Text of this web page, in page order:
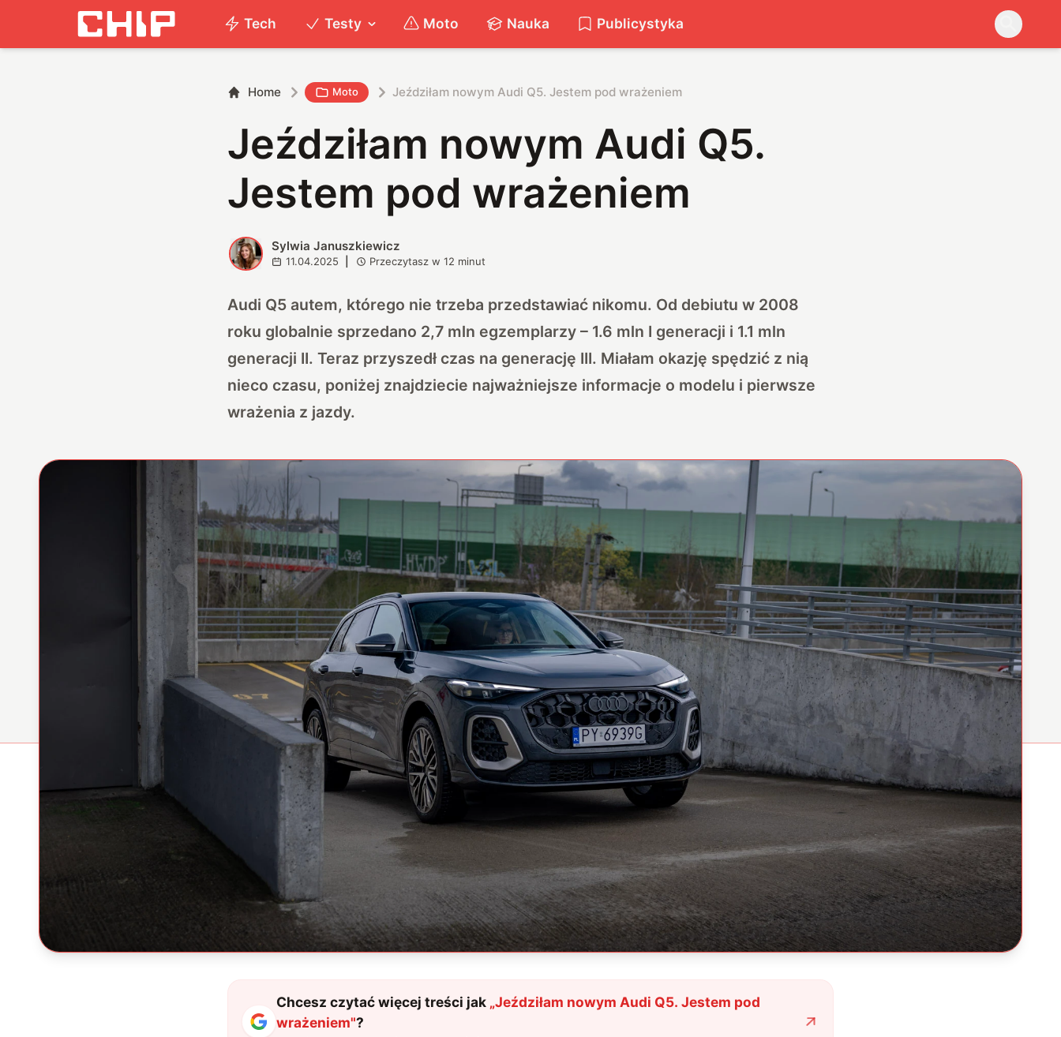
Tech Testy Moto Nauka Publicystyka
Home Moto Jeździłam nowym Audi Q5. Jestem pod wrażeniem
Jeździłam nowym Audi Q5.
Jestem pod wrażeniem
S Sylwia Januszkiewicz
11.04.2025 Przeczytasz w12 minut
Audi Q5 autem, którego nie trzeba przedstawiać nikomu. Od debiutu w 2008
roku globalnie sprzedano 2,7 mln egzemplarzy – 1.6 mln I generacji i 1.1 mln
generacji II. Teraz przyszedł czas na generację III. Miałam okazję spędzić z nią
nieco czasu, poniżej znajdziecie najważniejsze informacje o modelu i pierwsze
wrażenia z jazdy.
Chcesz czytać więcej treści jak „Jeździłam nowym Audi Q5. Jestem pod
wrażeniem"?